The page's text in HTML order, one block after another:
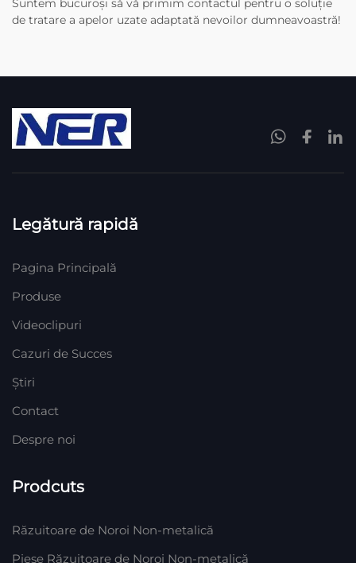
Suntem bucuroși să vă primim contactul pentru o soluție
de tratare a apelor uzate adaptată nevoilor dumneavoastră!
Legătură rapidă
Pagina Principală
Produse
Videoclipuri
Cazuri de Succes
Știri
Contact
Despre noi
Prodcuts
Răzuitoare de Noroi Non-metalică
Piese Răzuitoare de Noroi Non-metalică